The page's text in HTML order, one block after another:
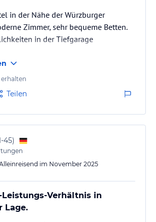
in der Nähe der Würzburger
Zimmer, sehr bequeme Betten.
in der Tiefgarage
Teilen
45)
im November 2025
Leistungs-Verhältnis in
Lage.